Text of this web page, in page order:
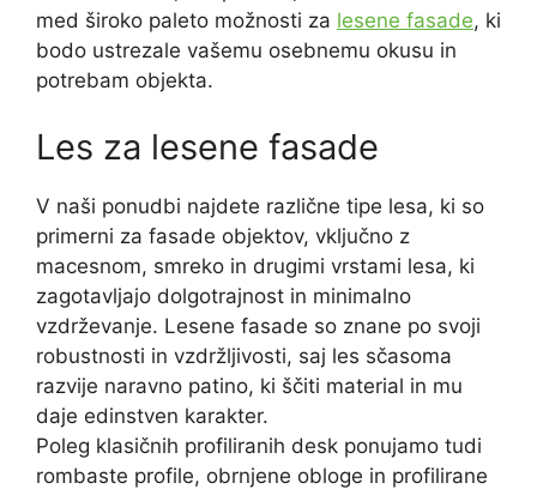
med široko paleto možnosti za lesene fasade, ki
bodo ustrezale vašemu osebnemu okusu in
potrebam objekta.
Les za lesene fasade
V naši ponudbi najdete različne tipe lesa, ki so
primerni za fasade objektov, vključno z
macesnom, smreko in drugimi vrstami lesa, ki
zagotavljajo dolgotrajnost in minimalno
vzdrževanje. Lesene fasade so znane po svoji
robustnosti in vzdržljivosti, saj les sčasoma
razvije naravno patino, ki ščiti material in mu
daje edinstven karakter.
Poleg klasičnih profiliranih desk ponujamo tudi
rombaste profile, obrnjene obloge in profilirane